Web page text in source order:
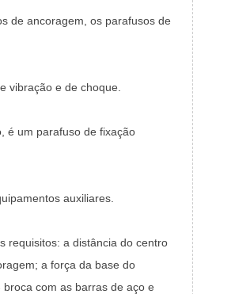
de ancoragem, os parafusos de
vibração e de choque.
é um parafuso de fixação
auxiliares.
requisitos: a distância do centro
a força da base do
com as barras de aço e